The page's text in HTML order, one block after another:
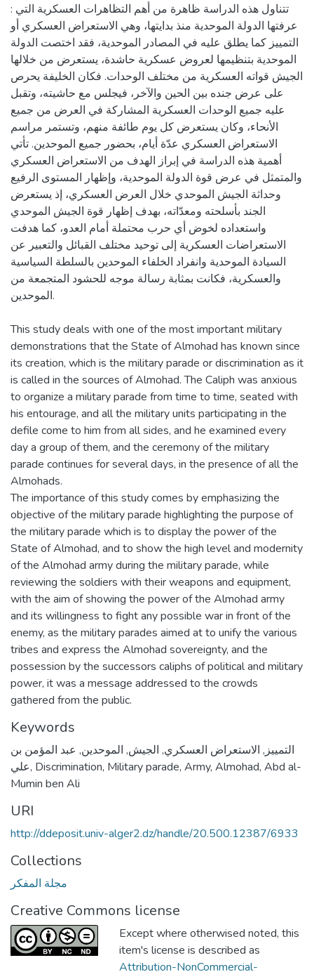
: تتناول هذه الدراسة ظاهرة من أهم التظاهرات العسكرية التي
عرفتها الدولة الموحدية منذ بدايتها، وهي الاستعراض العسكري أو
التمييز كما يطلق عليه في المصادر الموحدية، فقد اختصت الدولة
الموحدية بتنظيمها لعروض عسكرية حاشدة، يستعرض من خلالها
الجيش قواته العسكرية من مختلف الوحدات. فكان الخليفة يحرص
على عرض جنده بين الحين والآخر، فيجلس مع حاشيته، وتقبل
عليه جميع الوحدات العسكرية المشاركة في العرض من جميع
الأنحاء، وكان يستعرض كل يوم طائفة منهم، وتستمر مراسم
الاستعراض العسكري عدّة أيام، بحضور جميع الموحدين. تأتي
أهمية هذه الدراسة في إبراز الهدف من الاستعراض العسكري
والمتمثل في عرض قوة الدولة الموحدية، وإظهار المستوى الرفيع
وحداثة الجيش الموحدي خلال العرض العسكري، إذ يستعرض
الجند بأسلحته ومعدّاته، بهدف إظهار قوة الجيش الموحدي
واستعداده لخوض أي حرب محتملة أمام العدو، كما هدفت
الاستعراضات العسكرية إلى توحيد مختلف القبائل والتعبير عن
السيادة الموحدية وانفراد الخلفاء الموحدين بالسلطة السياسية
والعسكرية، فكانت بمثابة رسالة موجه للحشود المتجمعة من
الموحدين.
This study deals with one of the most important military
demonstrations that the State of Almohad has known since
its creation, which is the military parade or discrimination as it
is called in the sources of Almohad. The Caliph was anxious
to organize a military parade from time to time, seated with
his entourage, and all the military units participating in the
defile come to him from all sides, and he examined every
day a group of them, and the ceremony of the military
parade continues for several days, in the presence of all the
Almohads.
The importance of this study comes by emphasizing the
objective of the military parade highlighting the purpose of
the military parade which is to display the power of the
State of Almohad, and to show the high level and modernity
of the Almohad army during the military parade, while
reviewing the soldiers with their weapons and equipment,
with the aim of showing the power of the Almohad army
and its willingness to fight any possible war in front of the
enemy, as the military parades aimed at to unify the various
tribes and express the Almohad sovereignty, and the
possession by the successors caliphs of political and military
power, it was a message addressed to the crowds
gathered from the public.
Keywords
التمييز , الاستعراض العسكري, الجيش, الموحدين, عبد المؤمن بن
علي, Discrimination, Military parade, Army, Almohad, Abd al-
Mumin ben Ali
URI
http://ddeposit.univ-alger2.dz/handle/20.500.12387/6933
Collections
مجلة المفكر
Creative Commons license
Except where otherwised noted, this
item's license is described as
Attribution-NonCommercial-